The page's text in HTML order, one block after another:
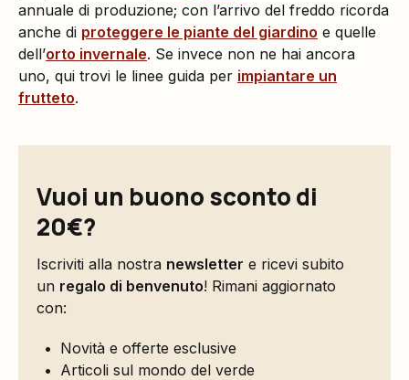
annuale di produzione; con l’arrivo del freddo ricorda
anche di proteggere le piante del giardino e quelle
dell’orto invernale. Se invece non ne hai ancora
uno, qui trovi le linee guida per impiantare un
frutteto.
Vuoi un buono sconto di
20€?
Iscriviti alla nostra newsletter e ricevi subito
un regalo di benvenuto! Rimani aggiornato
con:
Novità e offerte esclusive
Articoli sul mondo del verde